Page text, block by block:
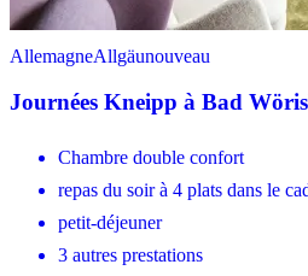
AllemagneAllgäunouveau
Journées Kneipp à Bad
Chambre double confort
repas du soir à 4 plats dans le
petit-déjeuner
3 autres prestations